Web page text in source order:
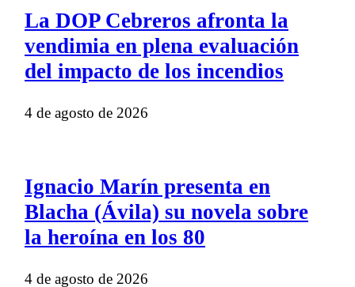
La DOP Cebreros afronta la
vendimia en plena evaluación
del impacto de los incendios
4 de agosto de 2026
Ignacio Marín presenta en
Blacha (Ávila) su novela sobre
la heroína en los 80
4 de agosto de 2026